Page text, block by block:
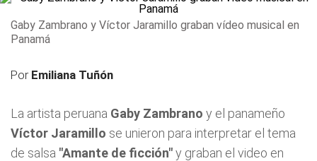
Gaby Zambrano y Víctor Jaramillo graban vídeo musical en
Panamá
Por Emiliana Tuñón
La artista peruana Gaby Zambrano y el panameño
Víctor Jaramillo se unieron para interpretar el tema
de salsa "Amante de ficción"y graban el video en